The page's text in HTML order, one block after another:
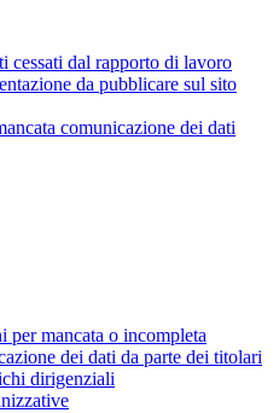
cessati dal rapporto di lavoro
da pubblicare sul sito
comunicazione dei dati
per mancata o incompleta
dei dati da parte dei titolari
dirigenziali